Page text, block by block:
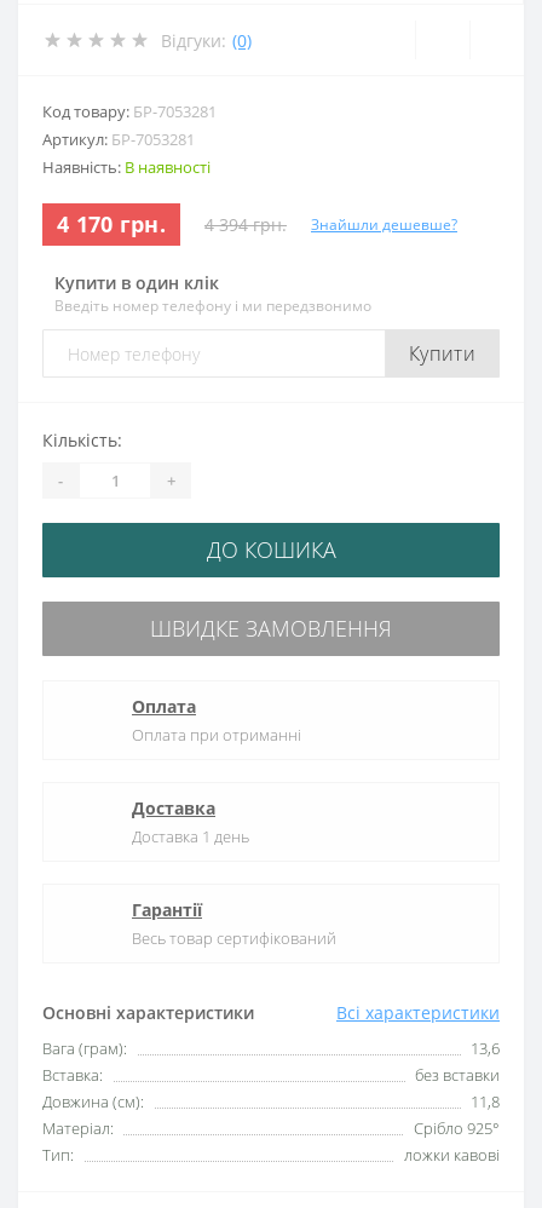
Відгуки: (0)
Код товару: БР-7053281
Артикул: БР-7053281
Наявність: В наявності
4 170 грн. 4 394 грн. Знайшли дешевше?
Купити в один клік
Введіть номер телефону і ми передзвонимо
Купити
Основні характеристики Всі характеристики
Вага (грам):
13,6
Вставка:
без вставки
Довжина (см):
11,8
Матеріал:
Срібло 925°
Тип:
ложки кавові
Кількість:
- +
ДО КОШИКА
ШВИДКЕ ЗАМОВЛЕННЯ
Оплата
Оплата при отриманні
Доставка
Доставка 1 день
Гарантії
Весь товар сертифікований